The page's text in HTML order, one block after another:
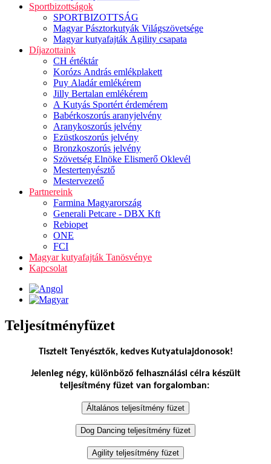
Sportbizottságok
SPORTBIZOTTSÁG
Magyar Pásztorkutyák Világszövetsége
Magyar kutyafajták Agility csapata
Díjazottaink
CH értéktár
Korózs András emlékplakett
Puy Aladár emlékérem
Jilly Bertalan emlékérem
A Kutyás Sportért érdemérem
Babérkoszorús aranyjelvény
Aranykoszorús jelvény
Ezüstkoszorús jelvény
Bronzkoszorús jelvény
Szövetség Elnöke Elismerő Oklevél
Mestertenyésztő
Mestervezető
Partnereink
Farmina Magyarország
Generali Petcare - DBX Kft
Rebiopet
ONE
FCI
Magyar kutyafajták Tanösvénye
Kapcsolat
Teljesítményfüzet
Tisztelt Tenyésztők, kedves Kutyatulajdonosok!
Jelenleg négy, különböző felhasználási célra készült
teljesítmény füzet van forgalomban: